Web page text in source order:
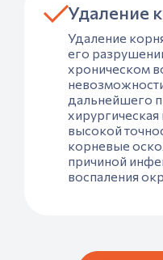
Удаление
Удаление
его
хроническом
дальнейшего
высокой
корневые
причиной
воспаления